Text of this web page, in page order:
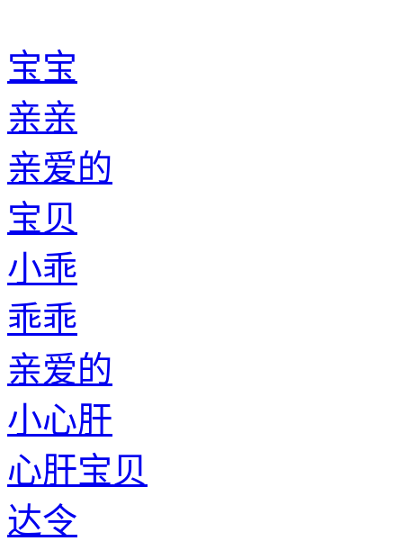
宝宝
亲亲
亲爱的
宝贝
小乖
乖乖
亲爱的
小心肝
心肝宝贝
达令